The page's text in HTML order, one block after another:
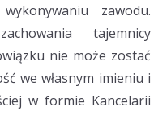
zawodu.
tajemnicy
nie może zostać
we własnym imieniu i
w formie Kancelarii